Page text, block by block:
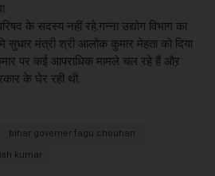
के सदस्य नहीं रहे.गन्ना उद्योग विभाग का
सुधार मंत्री श्री आलोक कुमार मेहता को दिया
पर कई आपराधिक मामले चल रहे हैं औऱ
के घेर रही थी.
bihar governer fagu chouhan
kumar